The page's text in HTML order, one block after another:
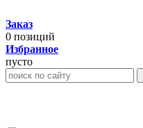
Заказ
0 позиций
Избранное
пусто